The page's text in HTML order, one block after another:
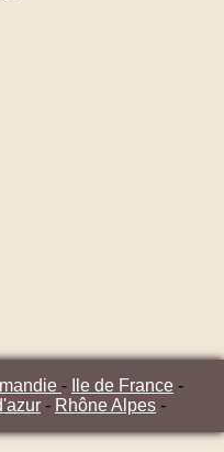
- Ile de France -
- Rhône Alpes -